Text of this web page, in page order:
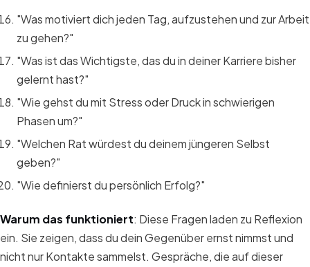
"Was motiviert dich jeden Tag, aufzustehen und zur Arbeit
zu gehen?"
"Was ist das Wichtigste, das du in deiner Karriere bisher
gelernt hast?"
"Wie gehst du mit Stress oder Druck in schwierigen
Phasen um?"
"Welchen Rat würdest du deinem jüngeren Selbst
geben?"
"Wie definierst du persönlich Erfolg?"
Warum das funktioniert: Diese Fragen laden zu Reflexion
ein. Sie zeigen, dass du dein Gegenüber ernst nimmst und
nicht nur Kontakte sammelst. Gespräche, die auf dieser